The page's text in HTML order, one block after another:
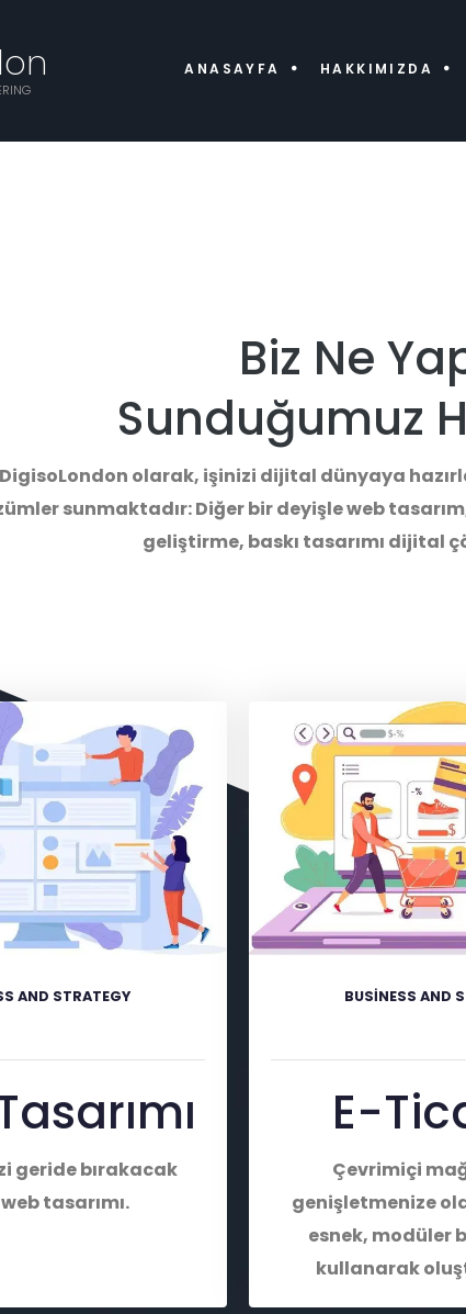
ANASAYFA HAKKIMIZDA
Biz Ne
Sunduğumuz
DigisoLondon olarak, işinizi dijital dünyaya
sunmaktadır: Diğer bir deyişle web
geliştirme, baskı tasarımı dijital
AND STRATEGY
geride bırakacak
tasarımı.
BUSINESS AND
E-
Çevrimiçi
genişletmenize
esnek, modüler
kullanarak